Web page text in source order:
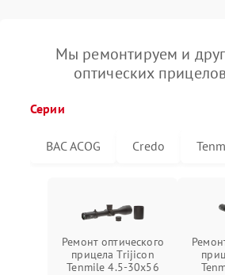
Мы ремонтируем и
оптических
Серии
BAC ACOG Credo
Ремонт оптического
прицела Trijicon
Tenmile 4.5-30x56